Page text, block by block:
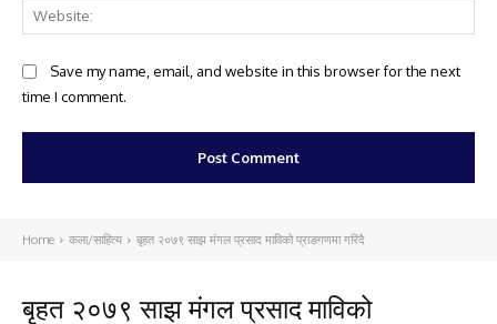
Save my name, email, and website in this browser for the next
time I comment.